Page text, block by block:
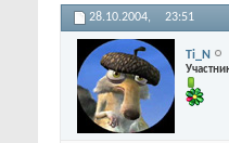
28.10.2004, 23:51
Ti_N